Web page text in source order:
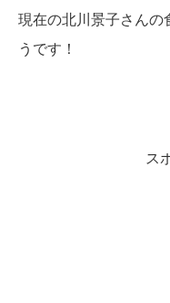
現在の北川景子さんの
うです！
ス